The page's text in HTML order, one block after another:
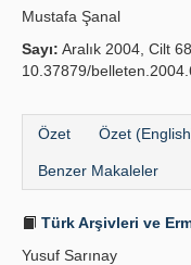
Mustafa Şanal
Sayı: Aralık 2004, Cilt
10.37879/
Özet Özet
Benzer Makaleler
Türk Arşivleri ve
Yusuf Sarınay